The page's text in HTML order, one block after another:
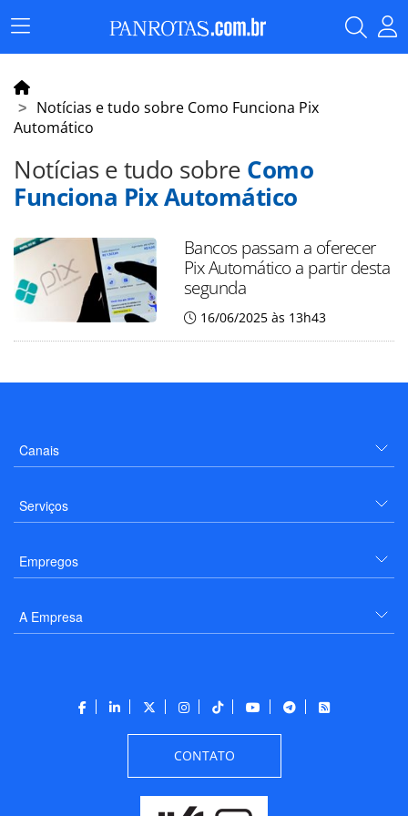
Menu
Principal
Notícias e tudo sobre Como Funciona Pix
Automático
Notícias e tudo sobre Como
Funciona Pix Automático
Bancos passam a oferecer
Pix Automático a partir desta
segunda
16/06/2025 às 13h43
Canais
Serviços
Empregos
A Empresa
CONTATO